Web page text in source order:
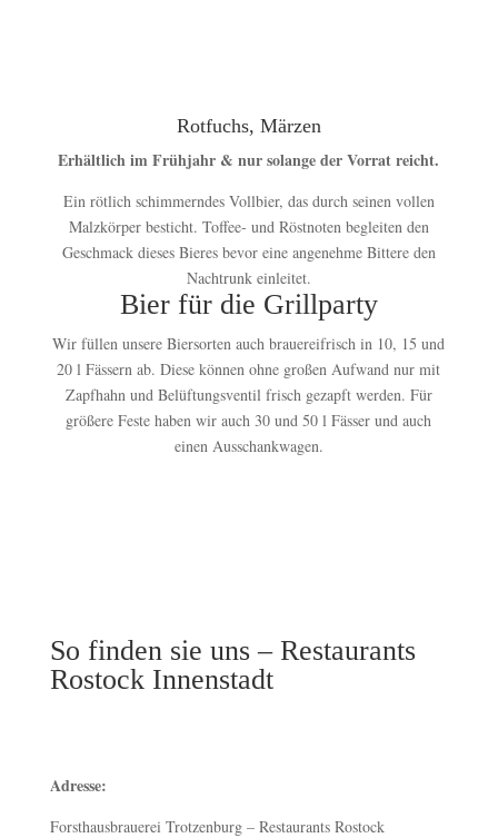
Rotfuchs, Märzen
Erhältlich im Frühjahr & nur solange der Vorrat reicht.
Ein rötlich schimmerndes Vollbier, das durch seinen vollen
Malzkörper besticht. Toffee- und Röstnoten begleiten den
Geschmack dieses Bieres bevor eine angenehme Bittere den
Nachtrunk einleitet.
Bier für die Grillparty
Wir füllen unsere Biersorten auch brauereifrisch in 10, 15 und
20 l Fässern ab. Diese können ohne großen Aufwand nur mit
Zapfhahn und Belüftungsventil frisch gezapft werden. Für
größere Feste haben wir auch 30 und 50 l Fässer und auch
einen Ausschankwagen.
So finden sie uns – Restaurants
Rostock Innenstadt
Adresse:
Forsthausbrauerei Trotzenburg – Restaurants Rostock